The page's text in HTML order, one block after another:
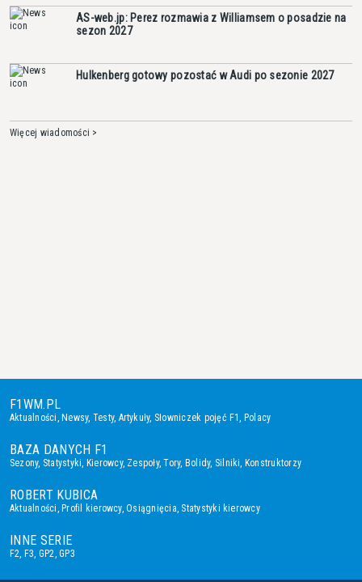
AS-web.jp: Perez rozmawia z Williamsem o posadzie na
sezon 2027
Hulkenberg gotowy pozostać w Audi po sezonie 2027
Więcej wiadomości >
F1WM.PL
Aktualności, Newsy, Testy, Artykuły, Słowniczek pojęć F1, Polacy
BAZA DANYCH F1
Sezony, Statystyki, Kierowcy, Zespoły,Tory, Bolidy, Silniki, Konstruktorzy
ROBERT KUBICA
Aktualności, Profil kierowcy,Osiągnięcia, Statystyki kierowcy
INNE SERIE
F2, F3, GP2,GP3